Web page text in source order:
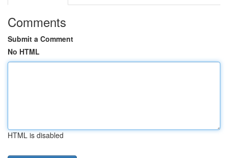
Comments
Submit a Comment
No HTML
HTML is disabled